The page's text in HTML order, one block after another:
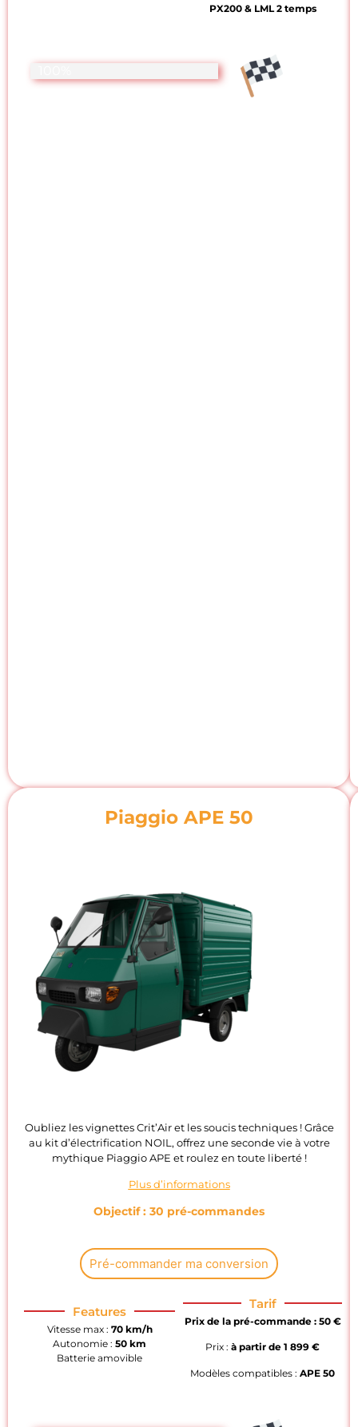
PX200 & LML 2 temps
Piaggio APE 50
Oubliez les vignettes Crit’Air et les soucis techniques ! Grâce
au kit d’électrification NOIL, offrez une seconde vie à votre
mythique Piaggio APE et roulez en toute liberté !
Plus d’informations
Objectif : 30 pré-commandes
Pré-commander ma conversion
Features
Vitesse max : 70 km/h
Autonomie :50 km
Batterie amovible
Tarif
Prix de la pré-commande : 50 €
Prix :à partir de 1899 €
Modèles compatibles :APE 50